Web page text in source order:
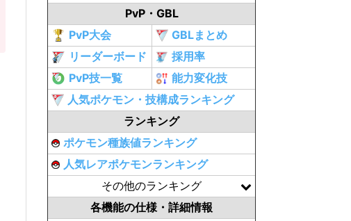
PvP・GBL
PvP大会
GBLまとめ
リーダーボード
採用率
PvP技一覧
能力変化技
人気ポケモン・技構成ランキング
ランキング
ポケモン種族値ランキング
人気レアポケモンランキング
その他のランキング
各機能の仕様・詳細情報